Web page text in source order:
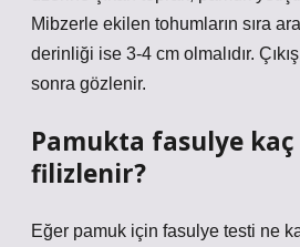
Mibzerle ekilen tohumların sıra
derinliği ise 3-4 cm olmalıdır.
sonra gözlenir.
Pamukta fasulye
filizlenir?
Eğer pamuk için fasulye testi ne